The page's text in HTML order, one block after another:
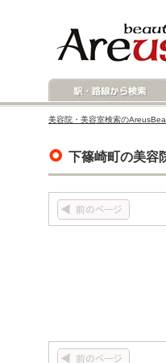
美容院・美容室検索の
下篠崎町の美容